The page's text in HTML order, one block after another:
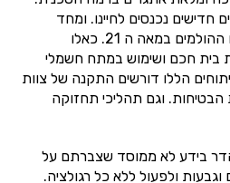
חדישים נכנסים לחיינו. ומחד
מאפשרים את תנאי המגורים ההולמים במאה ה 21. כאלו
חכם ושימוש במתח חשמלי
הללו דורשים התקנה של צוות
הבטיחות. וגם תהליכי תחזוקה
בידע לא ממוסד שצברתם על
ולפעול ללא כל רגולציה.